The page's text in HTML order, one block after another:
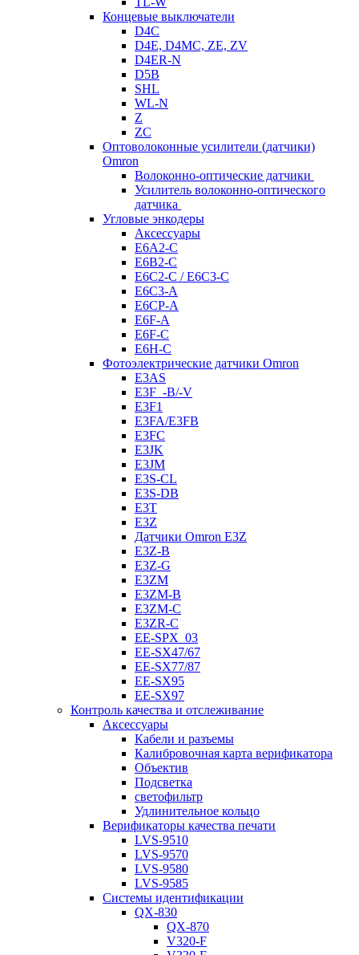
Концевые выключатели
D4C
D4E, D4MC, ZE, ZV
D4ER-N
D5B
SHL
WL-N
Z
ZC
Оптоволоконные усилители (датчики)
Omron
Волоконно-оптические датчики
Усилитель волоконно-оптического
датчика
Угловые энкодеры
Аксессуары
E6A2-C
E6B2-C
E6C2-C / E6C3-C
E6C3-A
E6CP-A
E6F-A
E6F-C
E6H-C
Фотоэлектрические датчики Omron
E3AS
E3F_-B/-V
E3F1
E3FA/E3FB
E3FC
E3JK
E3JM
E3S-CL
E3S-DB
E3T
E3Z
Датчики Omron E3Z
E3Z-B
E3Z-G
E3ZM
E3ZM-B
E3ZM-C
E3ZR-C
EE-SPX_03
EE-SX47/67
EE-SX77/87
EE-SX95
EE-SX97
Контроль качества и отслеживание
Аксессуары
Кабели и разъемы
Калибровочная карта верификатора
Объектив
Подсветка
светофильтр
Удлинительное кольцо
Верификаторы качества печати
LVS-9510
LVS-9570
LVS-9580
LVS-9585
Системы идентификации
QX-830
QX-870
V320-F